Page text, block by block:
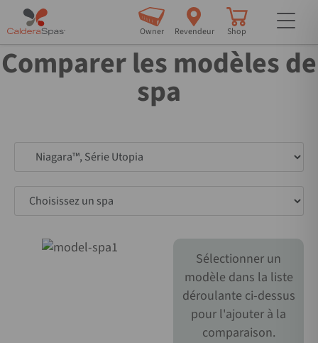
Owner Revendeur Shop
Comparer les modèles de
spa
Choisissez un spa
Choisissez un spa
Sélectionner un
modèle dans la liste
déroulante ci-dessus
pour l'ajouter à la
comparaison.